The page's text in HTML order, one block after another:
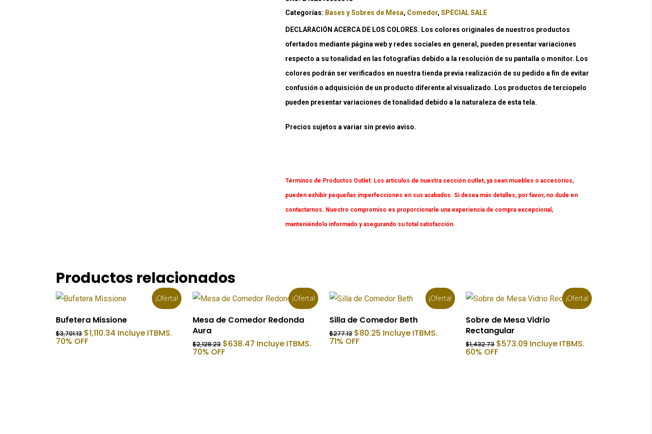
Categorías: Bases y Sobres de Mesa, Comedor,SPECIAL SALE
DECLARACIÓN ACERCA DE LOS COLORES. Los colores originales de nuestros productos
ofertados mediante página web y redes sociales en general, pueden presentar variaciones
respecto a su tonalidad en las fotografías debido a la resolución de su pantalla o monitor. Los
colores podrán ser verificados en nuestra tienda previa realización de su pedido a fin de evitar
confusión o adquisición de un producto diferente al visualizado. Los productos de terciopelo
pueden presentar variaciones de tonalidad debido a la naturaleza de esta tela.
Precios sujetos a variar sin previo aviso.
Términos de Productos Outlet: Los artículos de nuestra sección outlet, ya sean muebles o accesorios,
pueden exhibir pequeñas imperfecciones en sus acabados. Si desea más detalles, por favor, no dude en
contactarnos. Nuestro compromiso es proporcionarle una experiencia de compra excepcional,
manteniéndolo informado y asegurando su total satisfacción.
Productos relacionados
¡Oferta!
Añadir Al Carrito
Bufetera Missione
$3,701.13 El
precio
$1,110.34 El
precio
Incluye ITBMS.
70% OFF
¡Oferta!
Añadir Al Carrito
Mesa de Comedor Redonda
Aura
$2,128.23 El
precio
$638.47El
precio
Incluye ITBMS.
70% OFF
¡Oferta!
Añadir Al Carrito
Silla de Comedor Beth
$277.13 El
precio
$80.25El
precio
Incluye ITBMS.
71% OFF
¡Oferta!
Añadir Al Carrito
Sobre de Mesa Vidrio
Rectangular
$1,432.73 El
precio
$573.09 El
precio
Incluye ITBMS.
60% OFF